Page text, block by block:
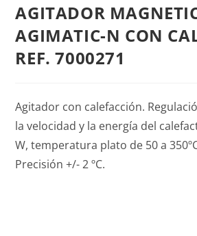
AGITADOR
AGIMATIC-N CON
REF. 7000271
Agitador con calefacción.
la velocidad y la energía del
W, temperatura plato de 50 a
Precisión +/- 2 ºC.